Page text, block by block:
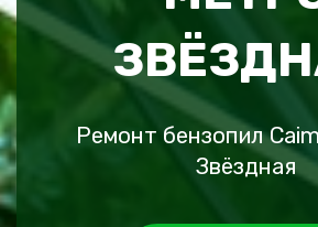
Ремонт бензопил
Звёздная